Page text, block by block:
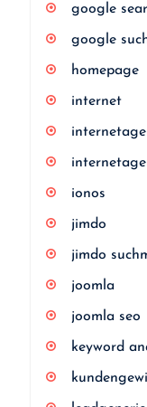
google
google
homepage
internet
ionos
jimdo
jimdo
joomla
joomla seo
keyword